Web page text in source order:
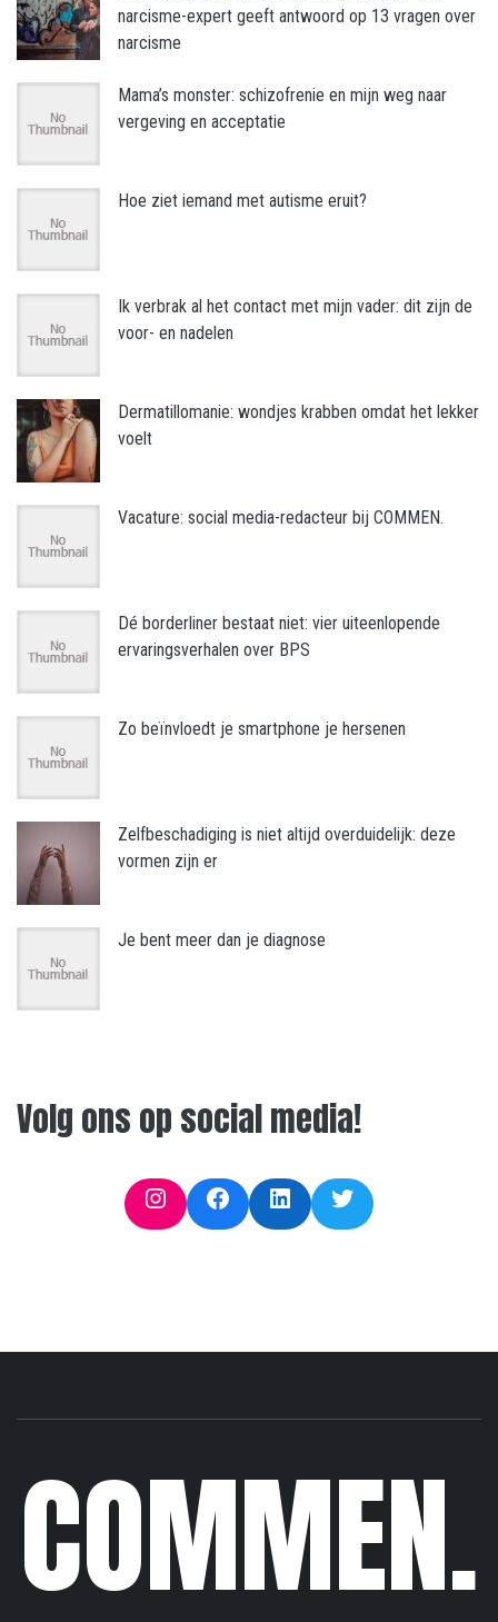
narcisme-expert geeft antwoord op 13 vragen over
narcisme
Mama’s monster: schizofrenie en mijn weg naar
vergeving en acceptatie
Hoe ziet iemand met autisme eruit?
Ik verbrak al het contact met mijn vader: dit zijn de
voor- en nadelen
Dermatillomanie: wondjes krabben omdat het lekker
voelt
Vacature: social media-redacteur bij COMMEN.
Dé borderliner bestaat niet: vier uiteenlopende
ervaringsverhalen over BPS
Zo beïnvloedt je smartphone je hersenen
Zelfbeschadiging is niet altijd overduidelijk: deze
vormen zijn er
Je bent meer dan je diagnose
Volg ons op social media!
InstagramFacebookLinkedInTwitter
COMMEN.